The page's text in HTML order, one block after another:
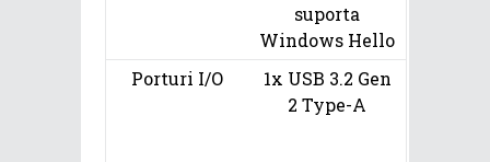
suporta
Windows Hello
Porturi I/O
1x USB 3.2 Gen
2 Type-A